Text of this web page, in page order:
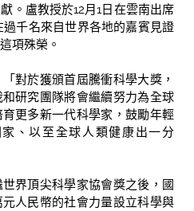
。盧教授於12月1日在雲南出席
千名來自世界各地的嘉賓見證
項殊榮。
對於獲頒首屆騰衝科學大獎，
研究團隊將會繼續努力為全球
更多新一代科學家，鼓勵年輕
、以至全球人類健康出一分
界頂尖科學家協會獎之後，國
人民幣的社會力量設立科學與